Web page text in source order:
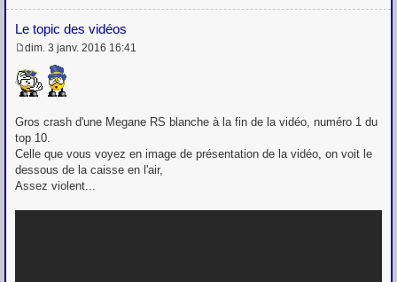
Le topic des vidéos
e
s
s
g
dim. 3 janv. 2016 16:41
Gros crash d'une Megane RS blanche à la fin de la vidéo, numéro 1 du
top 10.
Celle que vous voyez en image de présentation de la vidéo, on voit le
dessous de la caisse en l'air,
Assez violent...